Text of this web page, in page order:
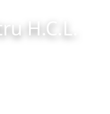
H.C.L.